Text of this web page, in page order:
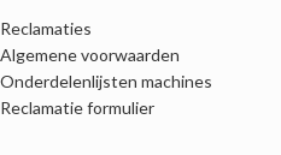
Reclamaties
Algemene voorwaarden
Onderdelenlijsten machines
Reclamatie formulier